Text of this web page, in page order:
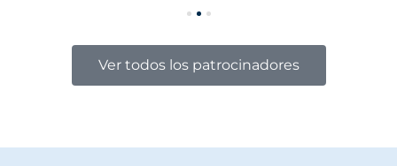
Ver todos los patrocinadores